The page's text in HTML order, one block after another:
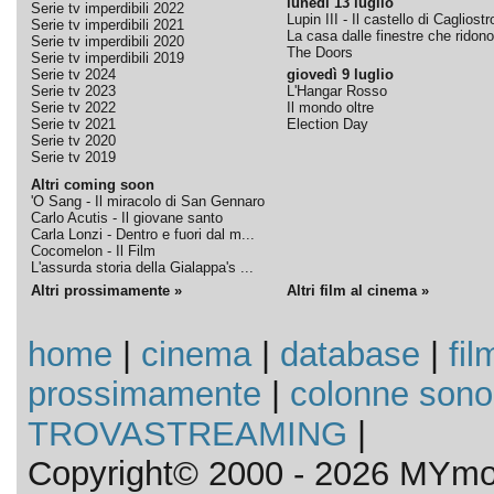
Serie tv imperdibili 2022
Serie tv imperdibili 2021
Serie tv imperdibili 2020
Serie tv imperdibili 2019
Serie tv 2024
Serie tv 2023
Serie tv 2022
Serie tv 2021
Serie tv 2020
Serie tv 2019
Altri coming soon
'O Sang - Il miracolo di San Gennaro
Carlo Acutis - Il giovane santo
Carla Lonzi - Dentro e fuori dal m...
Cocomelon - Il Film
L'assurda storia della Gialappa's ...
Lupin III - Il castello di
La casa dalle finestre che ridono
The Doors
giovedì 9 luglio
L'Hangar Rosso
Il mondo oltre
Election Day
Altri prossimamente » Altri film al cinema »
home cinema| database
prossimamente
colonne
TROVASTREAMING
Copyright© 2000 - 2026